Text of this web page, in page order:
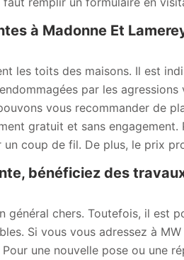
à Madonne Et
les toits des maisons. Il est
par les
vous recommander de
gratuit et sans
coup de fil. De plus, le prix
bénéficiez des
général chers. Toutefois, il est
Si vous vous adressez à
une nouvelle pose ou une